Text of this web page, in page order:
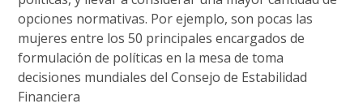
opciones normativas. Por ejemplo, son pocas las
mujeres entre los 50 principales encargados de
formulación de políticas en la mesa de toma
decisiones mundiales del Consejo de Estabilidad
Financiera